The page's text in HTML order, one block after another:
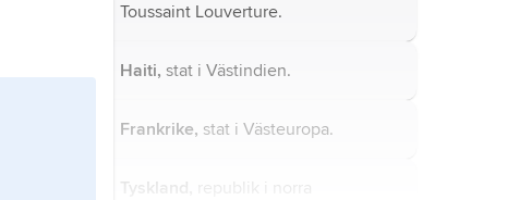
Toussaint Louverture.
Haiti, stat i Västindien.
Frankrike, stat i Västeuropa.
Tyskland,